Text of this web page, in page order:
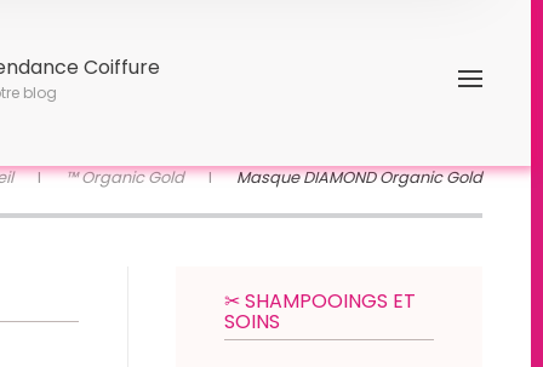
Coiffure
blog
™ Organic Gold Masque DIAMOND Organic Gold
✂︎ SHAMPOOINGS ET
SOINS